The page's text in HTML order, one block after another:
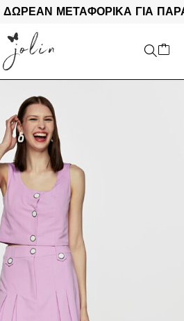
ΜΕΤΑΦΟΡΙΚΑ ΓΙΑ